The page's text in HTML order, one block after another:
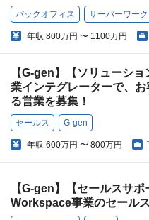
バックオフィス サーバーワー
年収 800万円 〜 1100万円
【G-gen】【ソリューシ
業インテグレーターで、
る営業を募集！
セールス G-gen
年収 600万円 〜 800万円
【G-gen】【セールスサ
Workspace事業のセール